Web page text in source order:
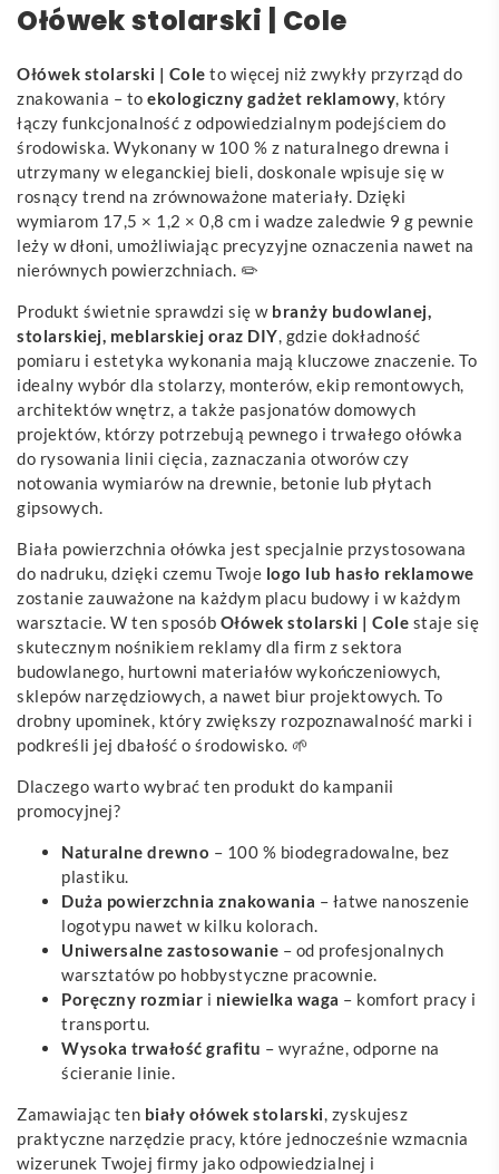
Ołówek stolarski | Cole
Ołówek stolarski | Cole to więcej niż zwykły przyrząd do
znakowania – to ekologiczny gadżet reklamowy, który
łączy funkcjonalność z odpowiedzialnym podejściem do
środowiska. Wykonany w 100 % z naturalnego drewna i
utrzymany w eleganckiej bieli, doskonale wpisuje się w
rosnący trend na zrównoważone materiały. Dzięki
wymiarom 17,5 × 1,2 × 0,8 cm i wadze zaledwie 9 g pewnie
leży w dłoni, umożliwiając precyzyjne oznaczenia nawet na
nierównych powierzchniach. ✏️
Produkt świetnie sprawdzi się w branży budowlanej,
stolarskiej, meblarskiej oraz DIY, gdzie dokładność
pomiaru i estetyka wykonania mają kluczowe znaczenie. To
idealny wybór dla stolarzy, monterów, ekip remontowych,
architektów wnętrz, a także pasjonatów domowych
projektów, którzy potrzebują pewnego i trwałego ołówka
do rysowania linii cięcia, zaznaczania otworów czy
notowania wymiarów na drewnie, betonie lub płytach
gipsowych.
Biała powierzchnia ołówka jest specjalnie przystosowana
do nadruku, dzięki czemu Twoje logo lub hasło reklamowe
zostanie zauważone na każdym placu budowy i w każdym
warsztacie. W ten sposób Ołówek stolarski | Cole staje się
skutecznym nośnikiem reklamy dla firm z sektora
budowlanego, hurtowni materiałów wykończeniowych,
sklepów narzędziowych, a nawet biur projektowych. To
drobny upominek, który zwiększy rozpoznawalność marki i
podkreśli jej dbałość o środowisko. 🌱
Dlaczego warto wybrać ten produkt do kampanii
promocyjnej?
Naturalne drewno – 100 % biodegradowalne, bez
plastiku.
Duża powierzchnia znakowania – łatwe nanoszenie
logotypu nawet w kilku kolorach.
Uniwersalne zastosowanie – od profesjonalnych
warsztatów po hobbystyczne pracownie.
Poręczny rozmiar i niewielka waga – komfort pracy i
transportu.
Wysoka trwałość grafitu – wyraźne, odporne na
ścieranie linie.
Zamawiając ten biały ołówek stolarski, zyskujesz
praktyczne narzędzie pracy, które jednocześnie wzmacnia
wizerunek Twojej firmy jako odpowiedzialnej i